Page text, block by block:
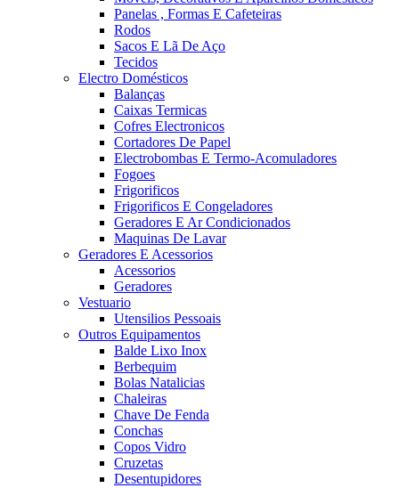
Panelas , Formas E Cafeteiras
Rodos
Sacos E Lã De Aço
Tecidos
Electro Domésticos
Balanças
Caixas Termicas
Cofres Electronicos
Cortadores De Papel
Electrobombas E Termo-Acomuladores
Fogoes
Frigorificos
Frigorificos E Congeladores
Geradores E Ar Condicionados
Maquinas De Lavar
Geradores E Acessorios
Acessorios
Geradores
Vestuario
Utensilios Pessoais
Outros Equipamentos
Balde Lixo Inox
Berbequim
Bolas Natalicias
Chaleiras
Chave De Fenda
Conchas
Copos Vidro
Cruzetas
Desentupidores